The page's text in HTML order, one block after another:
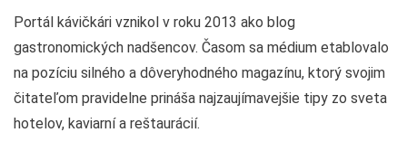
Portál kávičkári vznikol v roku 2013 ako blog
gastronomických nadšencov. Časom sa médium etablovalo
na pozíciu silného a dôveryhodného magazínu, ktorý svojim
čitateľom pravidelne prináša najzaujímavejšie tipy zo sveta
hotelov, kaviarní a reštaurácií.